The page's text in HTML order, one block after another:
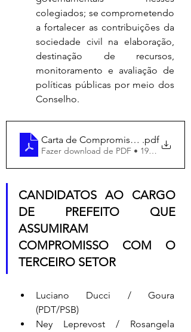
colegiados; se comprometendo
a fortalecer as contribuições da
sociedade civil na elaboração,
destinação de recursos,
monitoramento e avaliação de
políticas públicas por meio dos
Conselho.
Carta de Compromisso - Rede do
.pdf
Fazer download de PDF • 194KB
CANDIDATOS AO CARGO
DE PREFEITO QUE
ASSUMIRAM
COMPROMISSO COM O
TERCEIRO SETOR
Luciano Ducci / Goura
(PDT/PSB)
Ney Leprevost / Rosangela